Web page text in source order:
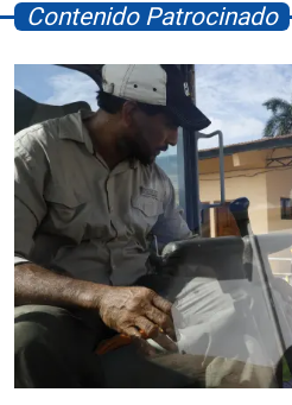
Contenido Patrocinado